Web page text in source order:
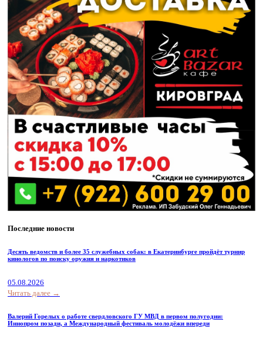
Последние новости
Десять ведомств и более 35 служебных собак: в Екатеринбурге пройдёт турнир
кинологов по поиску оружия и наркотиков
05.08.2026
Читать далее →
Валерий Горелых о работе свердловского ГУ МВД в первом полугодии:
Иннопром позади, а Международный фестиваль молодёжи впереди